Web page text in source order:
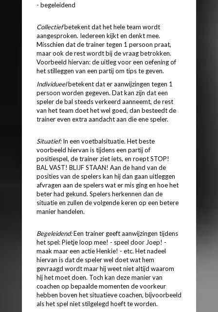
- begeleidend
Collectiefbetekent dat het hele team wordt
aangesproken. Iedereen kijkt en denkt mee.
Misschien dat de trainer tegen 1 persoon praat,
maar ook de rest wordt bij de vraag betrokken.
Voorbeeld hiervan: de uitleg voor een oefening of
het stilleggen van een partij om tips te geven.
Individueelbetekent dat er aanwijzingen tegen 1
persoon worden gegeven. Dat kan zijn dat een
speler de bal steeds verkeerd aanneemt, de rest
van het team doet het wel goed, dan besteedt de
trainer even extra aandacht aan die ene speler.
Situatief:In een voetbalsituatie. Het beste
voorbeeld hiervan is tijdens een partij of
positiespel, de trainer ziet iets, en roept STOP!
BAL VAST! BLIJF STAAN! Aan de hand van de
posities van de spelers kan hij dan gaan uitleggen
afvragen aan de spelers wat er mis ging en hoe het
beter had gekund. Spelers herkennen dan de
situatie en zullen de volgende keren op een betere
manier handelen.
Begeleidend:Een trainer geeft aanwijzingen tijdens
het spel: Pietje loop mee! - speel door Joep! -
maak maar een actie Henkie! - etc. Het nadeel
hiervan is dat de speler wel doet wat hem
gevraagd wordt maar hij weet niet altijd waarom
hij het moet doen. Toch kan deze manier van
coachen op bepaalde momenten de voorkeur
hebben boven het situatieve coachen, bijvoorbeeld
als het spel niet stilgelegd hoeft te worden.